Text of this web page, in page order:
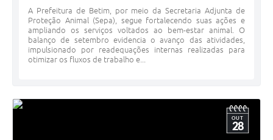
A Prefeitura de Betim, por meio da Secretaria Adjunta de
Proteção Animal (Sepa), segue fortalecendo suas ações e
ampliando os serviços voltados ao bem-estar animal. O
balanço de setembro evidencia o avanço das atividades,
impulsionado por readequações internas realizadas para
otimizar os fluxos de trabalho e...
OUT
28